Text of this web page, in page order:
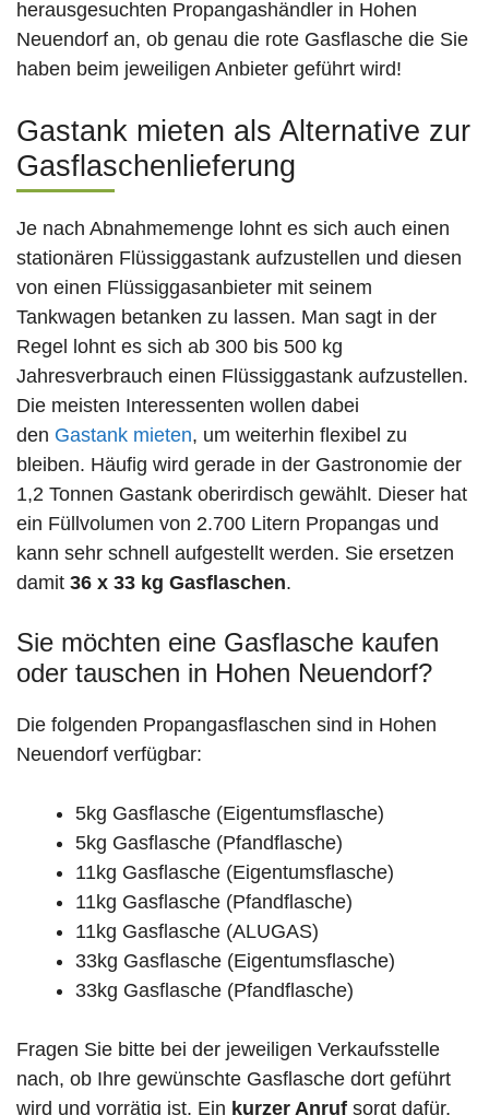
herausgesuchten Propangashändler in Hohen
Neuendorf an, ob genau die rote Gasflasche die Sie
haben beim jeweiligen Anbieter geführt wird!
Gastank mieten als Alternative zur
Gasflaschenlieferung
Je nach Abnahmemenge lohnt es sich auch einen
stationären Flüssiggastank aufzustellen und diesen
von einen Flüssiggasanbieter mit seinem
Tankwagen betanken zu lassen. Man sagt in der
Regel lohnt es sich ab 300 bis 500 kg
Jahresverbrauch einen Flüssiggastank aufzustellen.
Die meisten Interessenten wollen dabei
den Gastank mieten, um weiterhin flexibel zu
bleiben. Häufig wird gerade in der Gastronomie der
1,2 Tonnen Gastank oberirdisch gewählt. Dieser hat
ein Füllvolumen von 2.700 Litern Propangas und
kann sehr schnell aufgestellt werden. Sie ersetzen
damit 36 x 33 kg Gasflaschen.
Sie möchten eine Gasflasche kaufen
oder tauschen in Hohen Neuendorf?
Die folgenden Propangasflaschen sind in Hohen
Neuendorf verfügbar:
5kg Gasflasche (Eigentumsflasche)
5kg Gasflasche (Pfandflasche)
11kg Gasflasche (Eigentumsflasche)
11kg Gasflasche (Pfandflasche)
11kg Gasflasche (ALUGAS)
33kg Gasflasche (Eigentumsflasche)
33kg Gasflasche (Pfandflasche)
Fragen Sie bitte bei der jeweiligen Verkaufsstelle
nach, ob Ihre gewünschte Gasflasche dort geführt
wird und vorrätig ist. Ein kurzer Anruf sorgt dafür,